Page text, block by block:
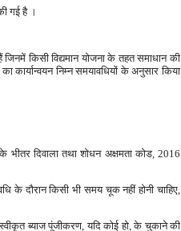
गई है ।
किसी विद्यमान योजना के तहत समाधान की
कार्यान्वयन निम्न समयावधियों के अनुसार किया
भीतर दिवाला तथा शोधन अक्षमता कोड, 2016
के दौरान किसी भी समय चूक नहीं होनी चाहिए,
ब्याज पूंजीकरण, यदि कोई हो, के चुकाने की